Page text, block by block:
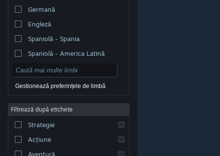
© Valve Corporation. Toate drepturile rezervate. Toate
respectivi în SUA și celelalte țări.
Acordul Steam pentru abonați
Cookie-uri
Germană
Engleză
Spaniolă - Spania
Spaniolă - America Latină
Gestionează preferințele de limbă
Filtrează după etichete
Strategie
Acțiune
Aventură